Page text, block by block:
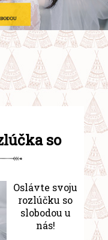
so
Oslávte svoju
rozlúčku so
slobodou u
nás!